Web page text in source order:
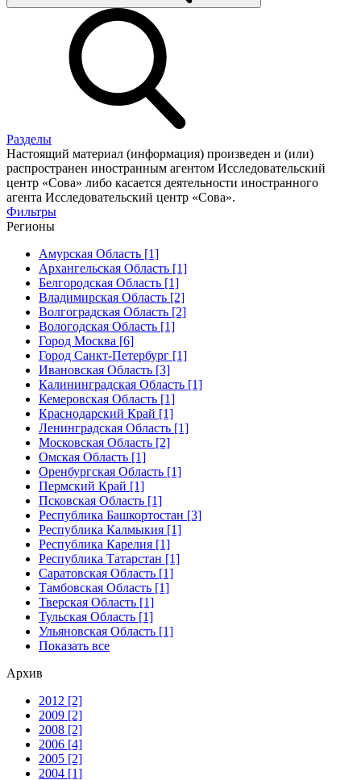
Разделы
Настоящий материал (информация) произведен и (или)
распространен иностранным агентом Исследовательский
центр «Сова» либо касается деятельности иностранного
агента Исследовательский центр «Сова».
Фильтры
Регионы
Амурская Область [1]
Архангельская Область [1]
Белгородская Область [1]
Владимирская Область [2]
Волгоградская Область [2]
Вологодская Область [1]
Город Москва [6]
Город Санкт-Петербург [1]
Ивановская Область [3]
Калининградская Область [1]
Кемеровская Область [1]
Краснодарский Край [1]
Ленинградская Область [1]
Московская Область [2]
Омская Область [1]
Оренбургская Область [1]
Пермский Край [1]
Псковская Область [1]
Республика Башкортостан [3]
Республика Калмыкия [1]
Республика Карелия [1]
Республика Татарстан [1]
Саратовская Область [1]
Тамбовская Область [1]
Тверская Область [1]
Тульская Область [1]
Ульяновская Область [1]
Показать все
Архив
2012 [2]
2009 [2]
2008 [2]
2006 [4]
2005 [2]
2004 [1]